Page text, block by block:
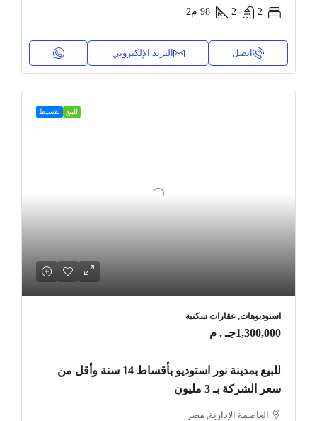
2
2
98 م2
اتصل البريد الإلكتروني
للبيع تقسيط
استوديوهات, عقارات سكنية
1,300,000جـ . م
للبيع بمدينة نور استوديو بأقساط 14 سنة وأقل من
سعر الشركة بـ 3 مليون
العاصمة الإدارية, مصر